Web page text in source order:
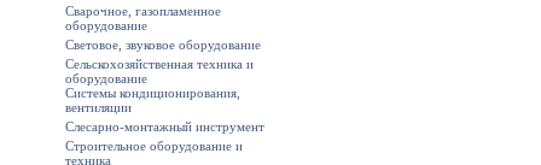
Сварочное, газопламенное
оборудование
Световое, звуковое оборудование
Сельскохозяйственная техника и
оборудование
Системы кондиционирования,
вентиляции
Слесарно-монтажный инструмент
Строительное оборудование и
техника